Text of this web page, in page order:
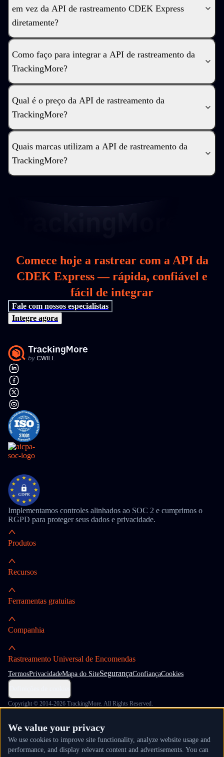
em vez da API de rastreamento CDEK Express
diretamente?
Como faço para integrar a API de rastreamento da
TrackingMore?
Qual é o preço da API de rastreamento da
TrackingMore?
Quais marcas utilizam a API de rastreamento da
TrackingMore?
Comece hoje a rastrear com a API da
CDEK Express — rápida, confiável e
fácil de integrar
Fale com nossos especialistas
Integre agora
Implementamos controles alinhados ao SOC 2 e cumprimos o
RGPD para proteger seus dados e privacidade.
Produtos
Recursos
Ferramentas gratuitas
Companhia
Rastreamento Universal de Encomendas
TermosPrivacidadeMapa do SiteSegurançaConfiançaCookies
Copyright © 2014-2026 TrackingMore. All Rights Reserved.
We value your privacy
We use cookies to improve site functionality, analyze website usage and
performance, and display relevant content and advertisements. You can